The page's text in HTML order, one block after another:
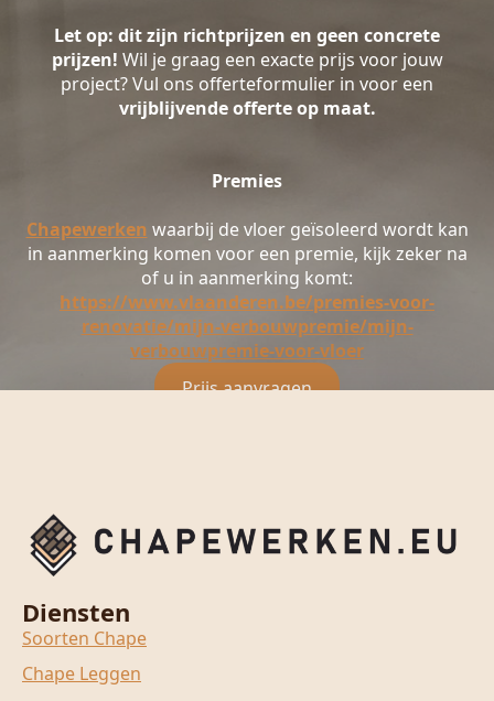
Let op: dit zijn richtprijzen en geen concrete
prijzen! Wil je graag een exacte prijs voor jouw
project? Vul ons offerteformulier in voor een
vrijblijvende offerte op maat.
Premies
Chapewerken waarbij de vloer geïsoleerd wordt kan
in aanmerking komen voor een premie, kijk zeker na
of u in aanmerking komt:
https://www.vlaanderen.be/premies-voor-
renovatie/mijn-verbouwpremie/mijn-
verbouwpremie-voor-vloer
Prijs aanvragen
Diensten
Soorten Chape
Chape Leggen